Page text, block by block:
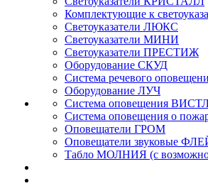
Комплектующие к
Светоуказатели ЛЮКС
Светоуказатели МИНИ
Светоуказатели ПРЕСТИЖ
Оборудование СКУД
Система речевого
Оборудование ЛУЧ
Система оповещения
Система оповещения о
Оповещатели ГРОМ
Оповещатели звуковые
Табло МОЛНИЯ (с